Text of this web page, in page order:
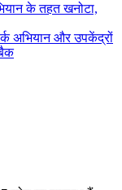
के तहत खनोटा,
अभियान और उपकेंद्रों